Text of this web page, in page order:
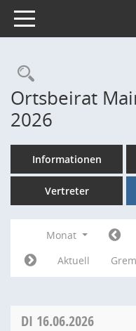
Toggle navigation
Ortsbeirat
2026
Informationen
Vertreter
Monat
Aktuell
DI 16.06.2026